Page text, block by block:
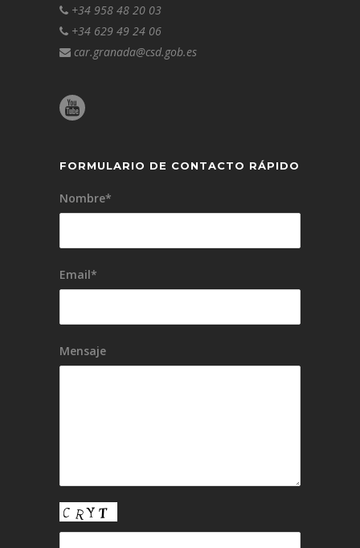
+34 958 48 20 03
+34 629 49 24 06
car.granada@csd.gob.es
FORMULARIO DE CONTACTO RÁPIDO
Nombre*
Email*
Mensaje